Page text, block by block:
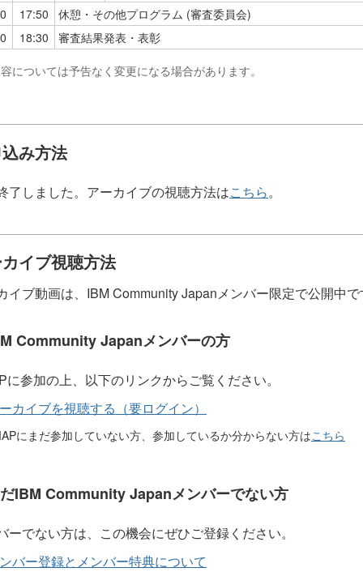
17:50
休憩・その他プログラム (審査委員会)
18:30 審査結果発表・表彰
については予告なく変更になる場合があります。
み方法
了しました。アーカイブの視聴方法はこちら。
イブ視聴方法
イブ動画は、IBM Community Japanメンバー限定で公開中
Community Japanメンバーの方
に参加の上、以下のリンクからご覧ください。
カイブを視聴する（要ログイン）
にまだ参加していない方、参加しているか分からない方はこちら
IBM Community Japanメンバーでない方
ーでない方は、この機会にぜひご登録ください。
バー登録とメンバー特典について